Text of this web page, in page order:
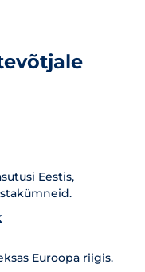
Eestis,
Euroopa riigis.